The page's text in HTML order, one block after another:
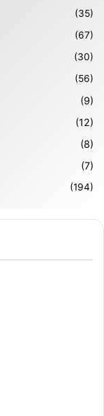
(35)
(67)
(30)
(56)
(9)
(12)
(8)
(7)
(194)